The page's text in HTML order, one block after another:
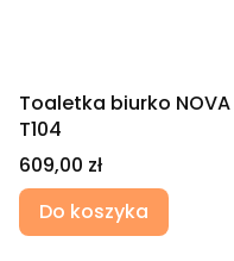
Toaletka biurko
T104
Cena
609,00 zł
Do koszyka